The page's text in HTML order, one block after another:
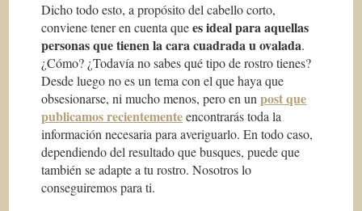
Dicho todo esto, a propósito del cabello corto,
conviene tener en cuenta quees ideal para aquellas
personas que tienen la cara cuadrada u ovalada.
¿Cómo? ¿Todavía no sabes qué tipo de rostro tienes?
Desde luego no es un tema con el que haya que
obsesionarse, ni mucho menos, pero en unpost que
publicamos recientementeencontrarás toda la
información necesaria para averiguarlo. En todo caso,
dependiendo del resultado que busques, puede que
también se adapte a tu rostro. Nosotros lo
conseguiremos para ti.